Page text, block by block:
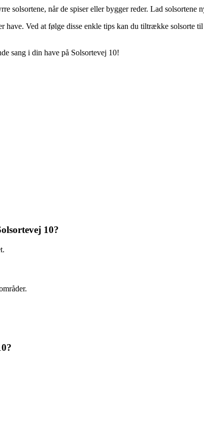
solsortene, når de spiser eller bygger reder. Lad solsortene
Ved at følge disse enkle tips kan du tiltrække solsorte
sang i din have på Solsortevej 10!
10?